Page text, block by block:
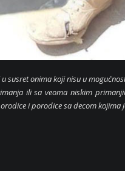
susret onima koji nisu u
ili sa veoma niskim
i porodice sa decom kojima